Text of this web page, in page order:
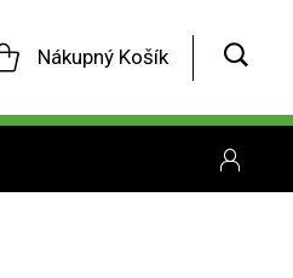
Nákupný Košík